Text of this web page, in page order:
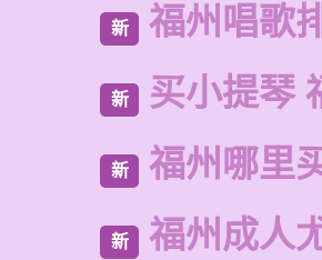
新 福州唱歌
新 买小提琴
新 福州哪里
新 福州成人